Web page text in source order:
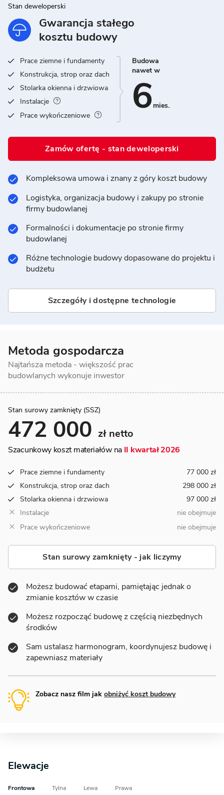
Metoda gospodarcza
Najtańsza metoda - większość prac
budowlanych wykonuje inwestor
Stan surowy zamknięty (SSZ)
472 000 zł netto
Szacunkowy koszt materiałów na II kwartał 2026
Prace ziemne i fundamenty
77 000 zł
Konstrukcja, strop oraz dach
298 000 zł
Stolarka okienna i drzwiowa
97 000 zł
Instalacje
nie obejmuje
Prace wykończeniowe
nie obejmuje
Stan surowy zamknięty - jak liczymy
Możesz budować etapami, pamiętając jednak o
zmianie kosztów w czasie
Możesz rozpocząć budowę z częścią niezbędnych
środków
Sam ustalasz harmonogram, koordynujesz budowę i
zapewniasz materiały
Zobacz nasz film jak obniżyć koszt budowy
Stan deweloperski
Gwarancja stałego
kosztu budowy
Prace ziemne i fundamenty
Konstrukcja, strop oraz dach
Stolarka okienna i drzwiowa
Instalacje
Prace wykończeniowe
Budowa
nawet w
6 mies.
Zamów ofertę - stan deweloperski
Kompleksowa umowa i znany z góry koszt budowy
Logistyka, organizacja budowy i zakupy po stronie
firmy budowlanej
Formalności i dokumentacje po stronie firmy
budowlanej
Różne technologie budowy dopasowane do projektu i
budżetu
Szczegóły i dostępne technologie
Elewacje
Frontowa Tylna Lewa Prawa